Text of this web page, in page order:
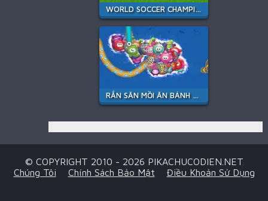
WORLD SOCCER CHAMPIONS
RẮN SĂN MỒI ĂN BÁNH KẸO
© COPYRIGHT 2010 - 2026 PIKACHUCODIEN.NET
Chúng Tôi
Chính Sách Bảo Mật Điều Khoản Sử Dụng